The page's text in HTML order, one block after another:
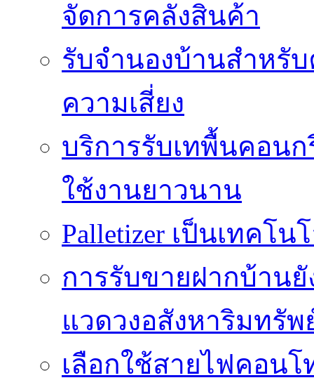
จัดการคลังสินค้า
รับจำนองบ้านสำหรั
ความเสี่ยง
บริการรับเทพื้นคอน
ใช้งานยาวนาน
Palletizer เป็นเทคโ
การรับขายฝากบ้าน
แวดวงอสังหาริมทรัพ
เลือกใช้สายไฟคอน